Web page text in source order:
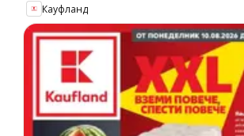
Кауфланд